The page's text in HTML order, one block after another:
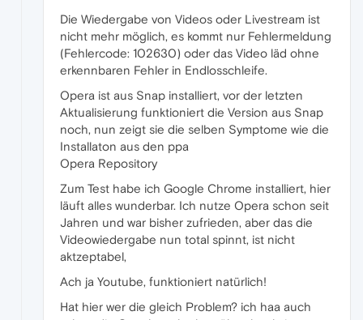
Die Wiedergabe von Videos oder Livestream ist
nicht mehr möglich, es kommt nur Fehlermeldung
(Fehlercode: 102630) oder das Video läd ohne
erkennbaren Fehler in Endlosschleife.
Opera ist aus Snap installiert, vor der letzten
Aktualisierung funktioniert die Version aus Snap
noch, nun zeigt sie die selben Symptome wie die
Installaton aus den ppa
Opera Repository
Zum Test habe ich Google Chrome installiert, hier
läuft alles wunderbar. Ich nutze Opera schon seit
Jahren und war bisher zufrieden, aber das die
Videowiedergabe nun total spinnt, ist nicht
aktzeptabel,
Ach ja Youtube, funktioniert natürlich!
Hat hier wer die gleich Problem? ich haa auch